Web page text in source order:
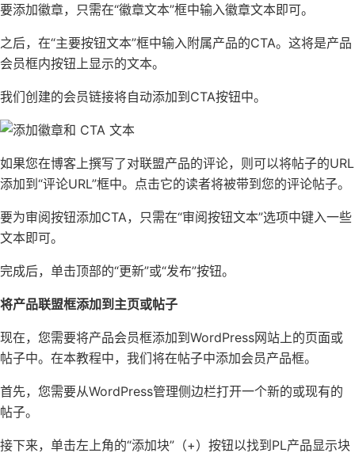
要添加徽章，只需在“徽章文本”框中输入徽章文本即可。
之后，在“主要按钮文本”框中输入附属产品的CTA。这将是产品
会员框内按钮上显示的文本。
我们创建的会员链接将自动添加到CTA按钮中。
如果您在博客上撰写了对联盟产品的评论，则可以将帖子的URL
添加到“评论URL”框中。点击它的读者将被带到您的评论帖子。
要为审阅按钮添加CTA，只需在“审阅按钮文本”选项中键入一些
文本即可。
完成后，单击顶部的“更新”或“发布”按钮。
将产品联盟框添加到主页或帖子
现在，您需要将产品会员框添加到WordPress网站上的页面或
帖子中。在本教程中，我们将在帖子中添加会员产品框。
首先，您需要从WordPress管理侧边栏打开一个新的或现有的
帖子。
接下来，单击左上角的“添加块”（+）按钮以找到PL产品显示块